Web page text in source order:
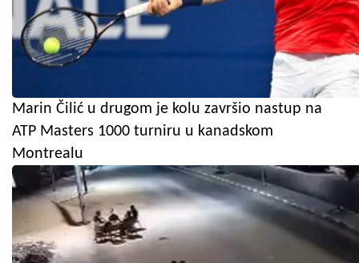
Marin Čilić u drugom je kolu završio nastup na
ATP Masters 1000 turniru u kanadskom
Montrealu